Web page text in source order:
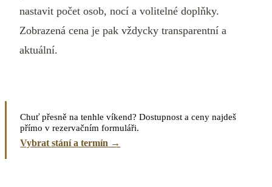
nastavit počet osob, nocí a volitelné doplňky.
Zobrazená cena je pak vždycky transparentní a
aktuální.
Chuť přesně na tenhle víkend? Dostupnost a ceny najdeš
přímo v rezervačním formuláři.
Vybrat stání a termín →